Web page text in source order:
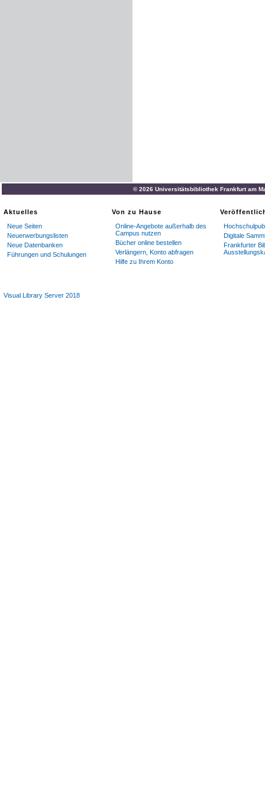
© 2026 Universitätsbibliothek Frankfurt am
Aktuelles
Neue Seiten
Neuerwerbungslisten
Neue Datenbanken
Führungen und Schulungen
Von zu Hause
Online-Angebote außerhalb des
Campus nutzen
Bücher online bestellen
Verlängern, Konto abfragen
Hilfe zu Ihrem Konto
Digitale
Frankfurter
Visual Library Server 2018